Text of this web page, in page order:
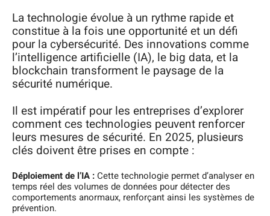
La technologie évolue à un rythme rapide et
constitue à la fois une opportunité et un défi
pour la cybersécurité. Des innovations comme
l’intelligence artificielle (IA), le big data, et la
blockchain transforment le paysage de la
sécurité numérique.
Il est impératif pour les entreprises d’explorer
comment ces technologies peuvent renforcer
leurs mesures de sécurité. En 2025, plusieurs
clés doivent être prises en compte :
Déploiement de l’IA :Cette technologie permet d’analyser en
temps réel des volumes de données pour détecter des
comportements anormaux, renforçant ainsi les systèmes de
prévention.